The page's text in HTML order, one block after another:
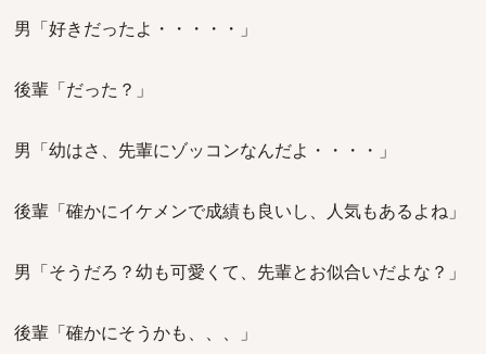
男「好きだったよ・・・・・」
後輩「だった？」
男「幼はさ、先輩にゾッコンなんだよ・・・・」
後輩「確かにイケメンで成績も良いし、人気もあるよね」
男「そうだろ？幼も可愛くて、先輩とお似合いだよな？」
後輩「確かにそうかも、、、」